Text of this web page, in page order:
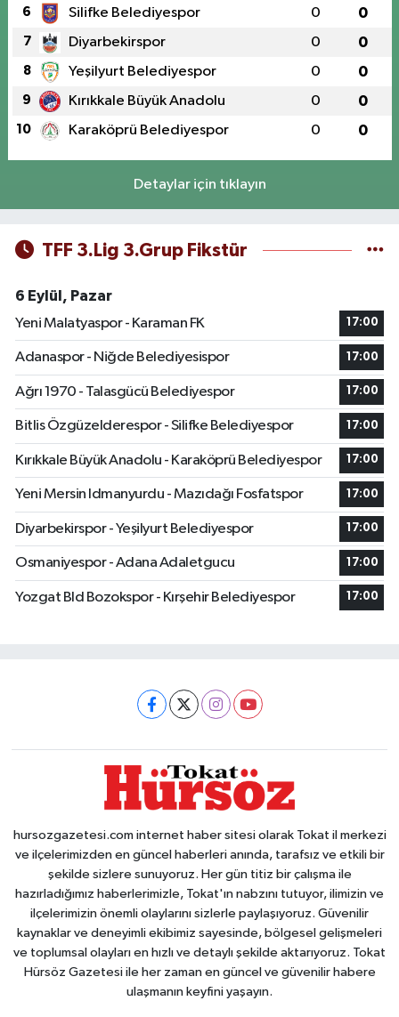
6 Silifke Belediyespor 0 0
7 Diyarbekirspor 0 0
8 Yeşilyurt Belediyespor 0 0
9 Kırıkkale Büyük Anadolu 0 0
10 Karaköprü Belediyespor 0 0
Detaylar için tıklayın
TFF 3.Lig 3.Grup Fikstür
6 Eylül, Pazar
Yeni Malatyaspor - Karaman FK
17:00
Adanaspor - Niğde Belediyesispor 17:00
Ağrı 1970 - Talasgücü Belediyespor 17:00
Bitlis Özgüzelderespor - Silifke Belediyespor 17:00
Kırıkkale Büyük Anadolu - Karaköprü Belediyespor 17:00
Yeni Mersin Idmanyurdu - Mazıdağı Fosfatspor 17:00
Diyarbekirspor - Yeşilyurt Belediyespor 17:00
Osmaniyespor - Adana Adaletgucu 17:00
Yozgat Bld Bozokspor - Kırşehir Belediyespor 17:00
hursozgazetesi.com internet haber sitesi olarak Tokat il merkezi
ve ilçelerimizden en güncel haberleri anında, tarafsız ve etkili bir
şekilde sizlere sunuyoruz. Her gün titiz bir çalışma ile
hazırladığımız haberlerimizle, Tokat'ın nabzını tutuyor, ilimizin ve
ilçelerimizin önemli olaylarını sizlerle paylaşıyoruz. Güvenilir
kaynaklar ve deneyimli ekibimiz sayesinde, bölgesel gelişmeleri
ve toplumsal olayları en hızlı ve detaylı şekilde aktarıyoruz. Tokat
Hürsöz Gazetesi ile her zaman en güncel ve güvenilir habere
ulaşmanın keyfini yaşayın.